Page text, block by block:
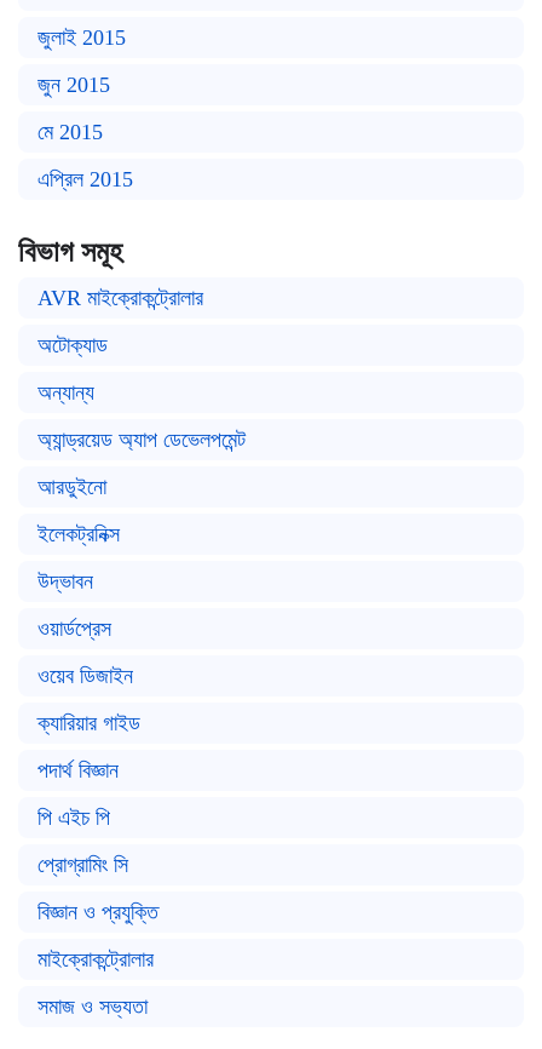
জুলাই 2015
জুন 2015
মে 2015
এপ্রিল 2015
বিভাগ সমূহ
AVR মাইক্রোকন্ট্রোলার
অটোক্যাড
অন্যান্য
অ্যান্ড্রয়েড অ্যাপ ডেভেলপমেন্ট
আরডুইনো
ইলেকট্রনিক্স
উদ্ভাবন
ওয়ার্ডপ্রেস
ওয়েব ডিজাইন
ক্যারিয়ার গাইড
পদার্থ বিজ্ঞান
পি এইচ পি
প্রোগ্রামিং সি
বিজ্ঞান ও প্রযুক্তি
মাইক্রোকন্ট্রোলার
সমাজ ও সভ্যতা